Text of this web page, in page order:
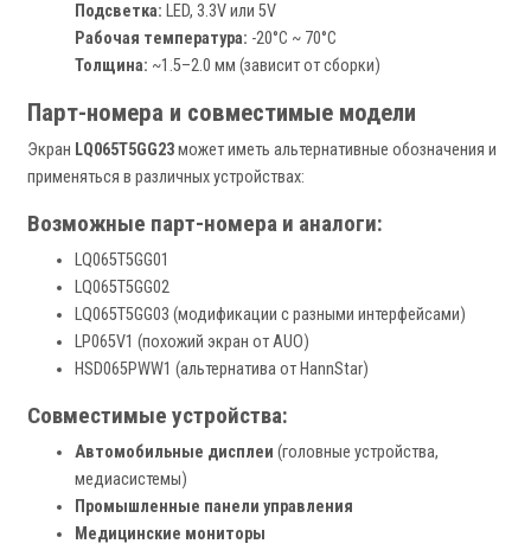
Подсветка: LED, 3.3V или 5V
Рабочая температура: -20°C ~ 70°C
Толщина: ~1.5–2.0 мм (зависит от сборки)
Парт-номера и совместимые модели
Экран LQ065T5GG23может иметь альтернативные обозначения и
применяться в различных устройствах:
Возможные парт-номера и аналоги:
LQ065T5GG01
LQ065T5GG02
LQ065T5GG03 (модификации с разными интерфейсами)
LP065V1 (похожий экран от AUO)
HSD065PWW1 (альтернатива от HannStar)
Совместимые устройства:
Автомобильные дисплеи (головные устройства,
медиасистемы)
Промышленные панели управления
Медицинские мониторы